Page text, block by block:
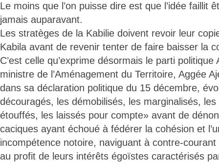
Le moins que l’on puisse dire est que l’idée faillit
jamais auparavant.
Les stratèges de la Kabilie doivent revoir leur
Kabila avant de revenir tenter de faire baisser la
C’est celle qu’exprime désormais le parti politique
ministre de l’Aménagement du Territoire, Aggée
dans sa déclaration politique du 15 décembre,
découragés, les démobilisés, les marginalisés,
étouffés, les laissés pour compte» avant de
caciques ayant échoué à fédérer la cohésion et
incompétence notoire, naviguant à contre-
au profit de leurs intérêts égoïstes caractérisés